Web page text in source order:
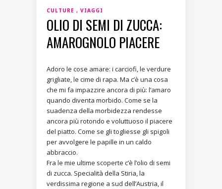
CULTURE VIAGGI
OLIO DI SEMI DI ZUCCA:
AMAROGNOLO PIACERE
Adoro le cose amare: i carciofi, le verdure
grigliate, le cime di rapa. Ma c’è una cosa
che mi fa impazzire ancora di più: l’amaro
quando diventa morbido. Come se la
suadenza della morbidezza rendesse
ancora più rotondo e voluttuoso il piacere
del piatto. Come se gli togliesse gli spigoli
per avvolgere le papille in un caldo
abbraccio.
Fra le mie ultime scoperte c’è l’olio di semi
di zucca. Specialità della Stiria, la
verdissima regione a sud dell’Austria, il